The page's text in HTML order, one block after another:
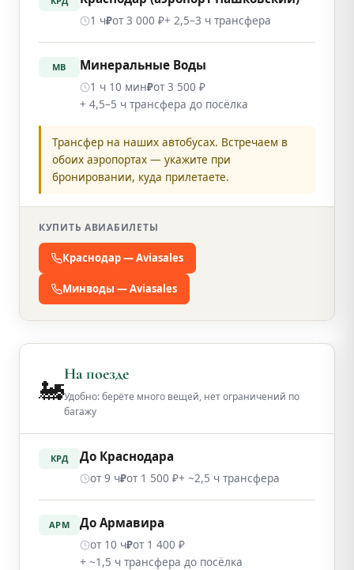
1 ч₽от 3 000 ₽+ 2,5–3 ч трансфера
МВ Минеральные Воды
1 ч 10 мин₽от 3 500 ₽
+ 4,5–5 ч трансфера до посёлка
Трансфер на наших автобусах. Встречаем в
обоих аэропортах — укажите при
бронировании, куда прилетаете.
КУПИТЬ АВИАБИЛЕТЫ
Краснодар — Aviasales
Минводы — Aviasales
🚂На поезде
Удобно: берёте много вещей, нет ограничений по
багажу
КРД До Краснодара
от 9 ч₽от 1 500 ₽+ ~2,5 ч трансфера
АРМ До Армавира
от 10 ч₽от 1 400 ₽
+ ~1,5 ч трансфера до посёлка